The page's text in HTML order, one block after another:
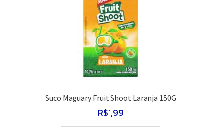
Suco Maguary Fruit Shoot Laranja 150G
R$1,99